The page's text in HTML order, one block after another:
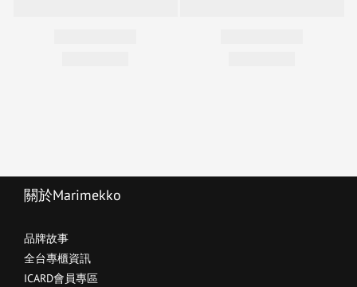
關於Marimekko
品牌故事
全台專櫃資訊
ICARD會員專區